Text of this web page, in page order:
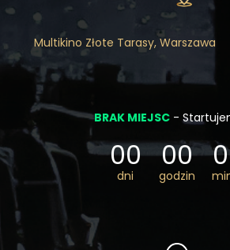
Multikino Złote Tarasy, Warszawa
BRAK MIEJSC -
00
dni
00
godzin